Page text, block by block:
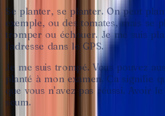
Se planter, se planter. On peut
exemple, ou des tomates, mais se
tromper ou échouer. Je me suis
l'adresse dans le GPS.
Je me suis trompé. Vous pouvez
planté à mon examen. Ça signifie
que vous n'avez pas réussi. Avoir le
seum.